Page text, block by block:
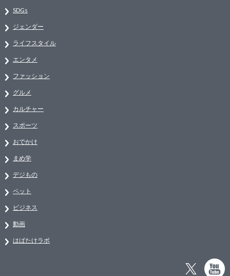
SDGs
ジェンダー
ライフスタイル
エンタメ
ファッション
グルメ
カルチャー
スポーツ
おでかけ
まめ学
デジもの
ペット
ビジネス
動画
はばたけラボ